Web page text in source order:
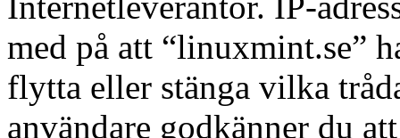
med på att “linuxmint.se”
flytta eller stänga vilka
användare godkänner du